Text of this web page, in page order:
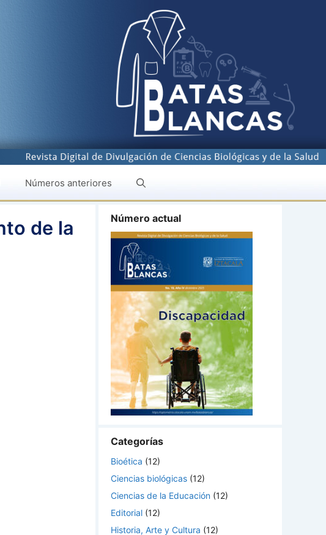
Números anteriores
de la
Número actual
Categorías
Bioética (12)
Ciencias biológicas (12)
Ciencias de la Educación (12)
Editorial (12)
Historia, Arte y Cultura (12)